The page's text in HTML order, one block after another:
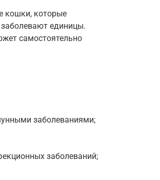
кошки, которые
единицы.
самостоятельно
заболеваниями;
заболеваний;